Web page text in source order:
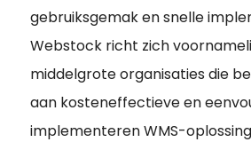
gebruiksgemak en snelle
Webstock richt zich
middelgrote organisaties die
aan kosteneffectieve en
implementeren WMS-